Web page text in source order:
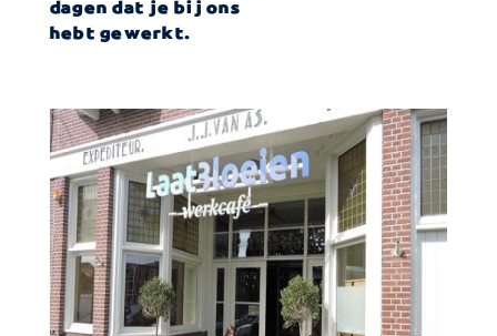
dagen dat je bij ons
hebt gewerkt.